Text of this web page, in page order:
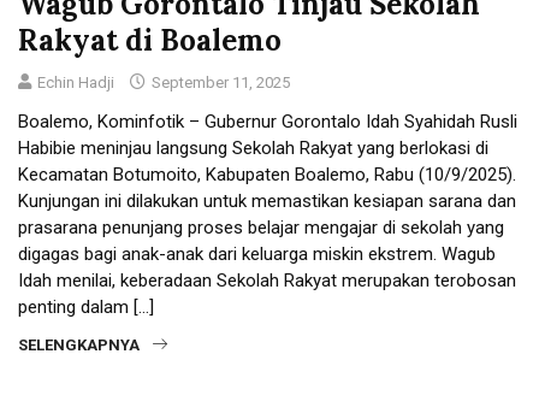
Rakyat di Boalemo
Echin Hadji September 11, 2025
Boalemo, Kominfotik – Gubernur Gorontalo Idah Syahidah Rusli
Habibie meninjau langsung Sekolah Rakyat yang berlokasi di
Kecamatan Botumoito, Kabupaten Boalemo, Rabu (10/9/2025).
Kunjungan ini dilakukan untuk memastikan kesiapan sarana dan
prasarana penunjang proses belajar mengajar di sekolah yang
digagas bagi anak-anak dari keluarga miskin ekstrem. Wagub
Idah menilai, keberadaan Sekolah Rakyat merupakan terobosan
penting dalam […]
SELENGKAPNYA